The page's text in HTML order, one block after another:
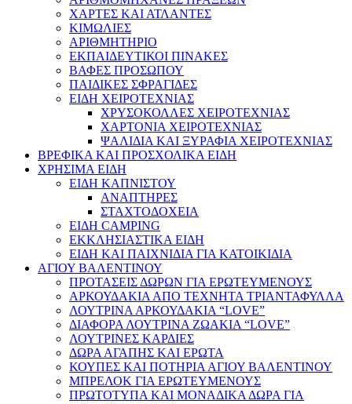
ΧΑΡΤΕΣ ΚΑΙ ΑΤΛΑΝΤΕΣ
ΚΙΜΩΛΙΕΣ
ΑΡΙΘΜΗΤΗΡΙΟ
ΕΚΠΑΙΔΕΥΤΙΚΟΙ ΠΙΝΑΚΕΣ
ΒΑΦΕΣ ΠΡΟΣΩΠΟΥ
ΠΑΙΔΙΚΕΣ ΣΦΡΑΓΙΔΕΣ
ΕΙΔΗ ΧΕΙΡΟΤΕΧΝΙΑΣ
ΧΡΥΣΟΚΟΛΛΕΣ ΧΕΙΡΟΤΕΧΝΙΑΣ
ΧΑΡΤΟΝΙΑ ΧΕΙΡΟΤΕΧΝΙΑΣ
ΨΑΛΙΔΙΑ ΚΑΙ ΞΥΡΑΦΙΑ ΧΕΙΡΟΤΕΧΝΙΑΣ
ΒΡΕΦΙΚΑ ΚΑΙ ΠΡΟΣΧΟΛΙΚΑ ΕΙΔΗ
ΧΡΗΣΙΜΑ ΕΙΔΗ
ΕΙΔΗ ΚΑΠΝΙΣΤΟΥ
ΑΝΑΠΤΗΡΕΣ
ΣΤΑΧΤΟΔΟΧΕΙΑ
ΕΙΔΗ CAMPING
ΕΚΚΛΗΣΙΑΣΤΙΚΑ ΕΙΔΗ
ΕΙΔΗ ΚΑΙ ΠΑΙΧΝΙΔΙΑ ΓΙΑ ΚΑΤΟΙΚΙΔΙΑ
ΑΓΙΟΥ ΒΑΛΕΝΤΙΝΟΥ
ΠΡΟΤΑΣΕΙΣ ΔΩΡΩΝ ΓΙΑ ΕΡΩΤΕΥΜΕΝΟΥΣ
ΑΡΚΟΥΔΑΚΙΑ ΑΠΟ ΤΕΧΝΗΤΑ ΤΡΙΑΝΤΑΦΥΛΛΑ
ΛΟΥΤΡΙΝΑ ΑΡΚΟΥΔΑΚΙΑ “LOVE”
ΔΙΑΦΟΡΑ ΛΟΥΤΡΙΝΑ ΖΩΑΚΙΑ “LOVE”
ΛΟΥΤΡΙΝΕΣ ΚΑΡΔΙΕΣ
ΔΩΡΑ ΑΓΑΠΗΣ ΚΑΙ ΕΡΩΤΑ
ΚΟΥΠΕΣ ΚΑΙ ΠΟΤΗΡΙΑ ΑΓΙΟΥ ΒΑΛΕΝΤΙΝΟΥ
ΜΠΡΕΛΟΚ ΓΙΑ ΕΡΩΤΕΥΜΕΝΟΥΣ
ΠΡΩΤΟΤΥΠΑ ΚΑΙ ΜΟΝΑΔΙΚΑ ΔΩΡΑ ΓΙΑ